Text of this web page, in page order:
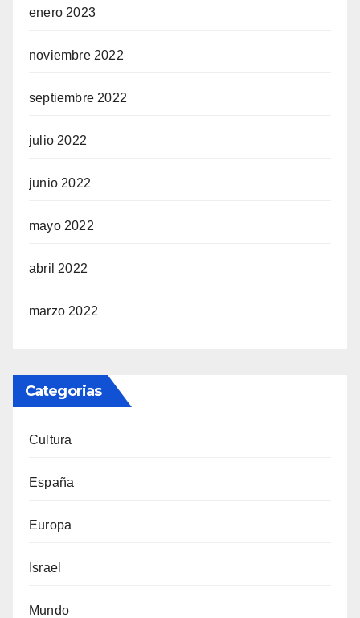
enero 2023
noviembre 2022
septiembre 2022
julio 2022
junio 2022
mayo 2022
abril 2022
marzo 2022
Categorias
Cultura
España
Europa
Israel
Mundo